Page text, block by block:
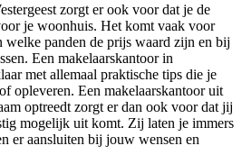
zorgt er ook voor dat je de
je woonhuis. Het komt vaak voor
welke panden de prijs waard zijn en bij
Een makelaarskantoor in
met allemaal praktische tips die je
opleveren. Een makelaarskantoor uit
optreedt zorgt er dan ook voor dat jij
mogelijk uit komt. Zij laten je immers
er aansluiten bij jouw wensen en